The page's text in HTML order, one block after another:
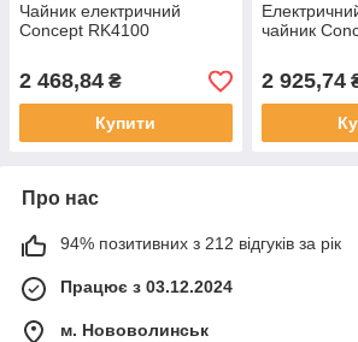
Чайник електричний
Concept RK4100
2 468,84 ₴
Купити
чайник
2 925,74
Про нас
94% позитивних з 212 відгуків за рік
Працює з 03.12.2024
м. Нововолинськ